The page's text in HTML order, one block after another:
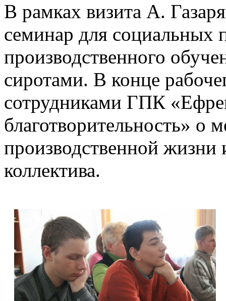
В рамках визита А.
семинар для социальных
производственного
сиротами. В конце
сотрудниками ГПК
благотворительность» о
производственной жизни
коллектива.